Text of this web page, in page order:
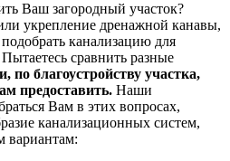
Ваш загородный участок?
укрепление дренажной канавы,
подобрать канализацию для
сравнить разные
по благоустройству участка,
предоставить. Наши
Вам в этих вопросах,
канализационных систем,
вариантам: